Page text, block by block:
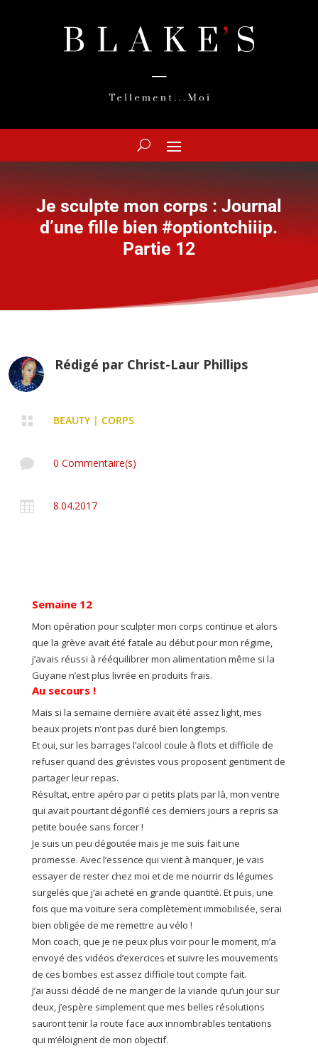
Je sculpte mon corps : Journal
d’une fille bien #optiontchiiip.
Partie 12
Rédigé par Christ-Laur Phillips
 BEAUTY| CORPS
 0 Commentaire(s)
 8.04.2017
Semaine 12
Mon opération pour sculpter mon corps continue et alors
que la grève avait été fatale au début pour mon régime,
j’avais réussi à rééquilibrer mon alimentation même si la
Guyane n’est plus livrée en produits frais.
Au secours !
Mais si la semaine dernière avait été assez light, mes
beaux projets n’ont pas duré bien longtemps.
Et oui, sur les barrages l’alcool coule à flots et difficile de
refuser quand des grévistes vous proposent gentiment de
partager leur repas.
Résultat, entre apéro par ci petits plats par là, mon ventre
qui avait pourtant dégonflé ces derniers jours a repris sa
petite bouée sans forcer !
Je suis un peu dégoutée mais je me suis fait une
promesse. Avec l’essence qui vient à manquer, je vais
essayer de rester chez moi et de me nourrir ds légumes
surgelés que j’ai acheté en grande quantité. Et puis, une
fois que ma voiture sera complètement immobilisée, serai
bien obligée de me remettre au vélo !
Mon coach, que je ne peux plus voir pour le moment, m’a
envoyé des vidéos d’exercices et suivre les mouvements
de ces bombes est assez difficile tout compte fait.
J’ai aussi décidé de ne manger de la viande qu’un jour sur
deux, j’espère simplement que mes belles résolutions
sauront tenir la route face aux innombrables tentations
qui m’éloignent de mon objectif.